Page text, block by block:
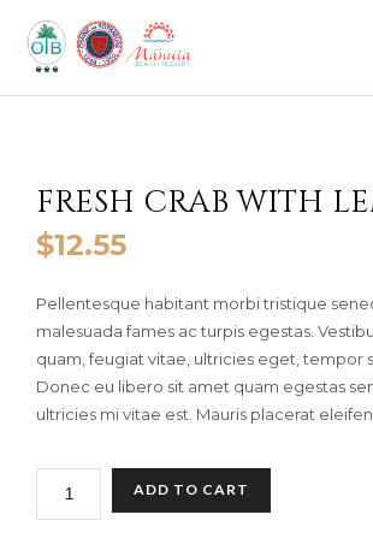
FRESH CRAB WITH
$12.55
Pellentesque habitant morbi tristique
malesuada fames ac turpis egestas.
quam, feugiat vitae, ultricies eget, tempor
Donec eu libero sit amet quam egestas
ultricies mi vitae est. Mauris placerat
ADD TO CART